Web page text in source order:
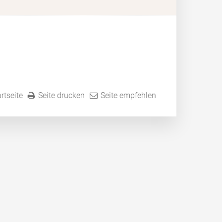
Seite drucken Seite empfehlen